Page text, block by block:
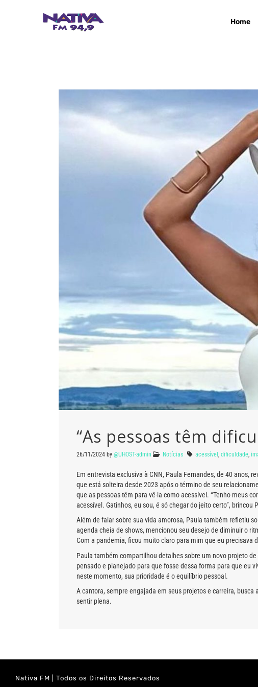
Home
“As pessoas têm
26/11/2024 by @UHOST-admin Notícias acessível dificuldade
Em entrevista exclusiva à CNN, Paula Fernandes, de 40 anos,
que está solteira desde 2023 após o término de seu
que as pessoas têm para vê-la como acessível. “Tenho meus
acessível. Gatinhos, eu sou, é só chegar do jeito certo”, brincou
Além de falar sobre sua vida amorosa, Paula também refletiu
agenda cheia de shows, mencionou seu desejo de diminuir o
Com a pandemia, ficou muito claro para mim que eu
Paula também compartilhou detalhes sobre um novo projeto
pensado e planejado para que fosse dessa forma para que eu
neste momento, sua prioridade é o equilíbrio pessoal.
A cantora, sempre engajada em seus projetos e carreira,
sentir plena.
Nativa FM | Todos os Direitos Reservados